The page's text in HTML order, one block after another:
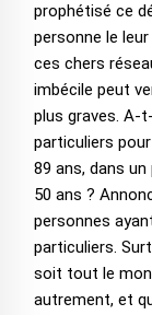
prophétisé ce
personne le
ces chers
imbécile peut
plus graves. A-
particuliers
89 ans, dans
50 ans ?
personnes
particuliers.
soit tout le
autrement, et